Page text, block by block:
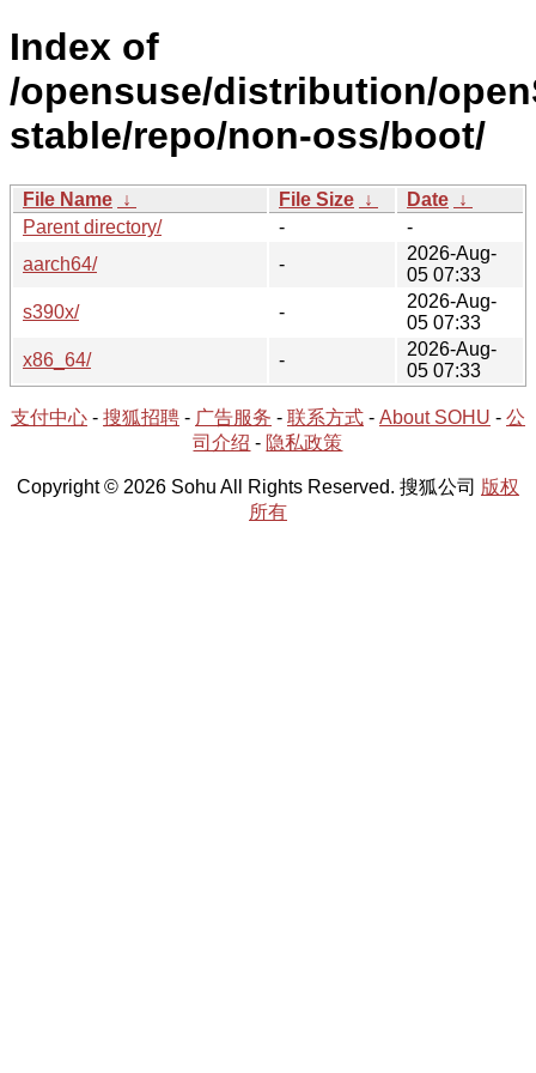
Index of
/opensuse/distribution/
stable/repo/non-oss/boot/
File Name ↓ File Size ↓ Date ↓
Parent directory/
-
-
aarch64/
-
2026-Aug-
05 07:33
s390x/
-
2026-Aug-
05 07:33
x86_64/
-
2026-Aug-
05 07:33
支付中心 - 搜狐招聘 - 广告服务 - 联系方式 - About SOHU - 公
司介绍 - 隐私政策
Copyright © 2026 Sohu All Rights Reserved. 搜狐公司 版权
所有